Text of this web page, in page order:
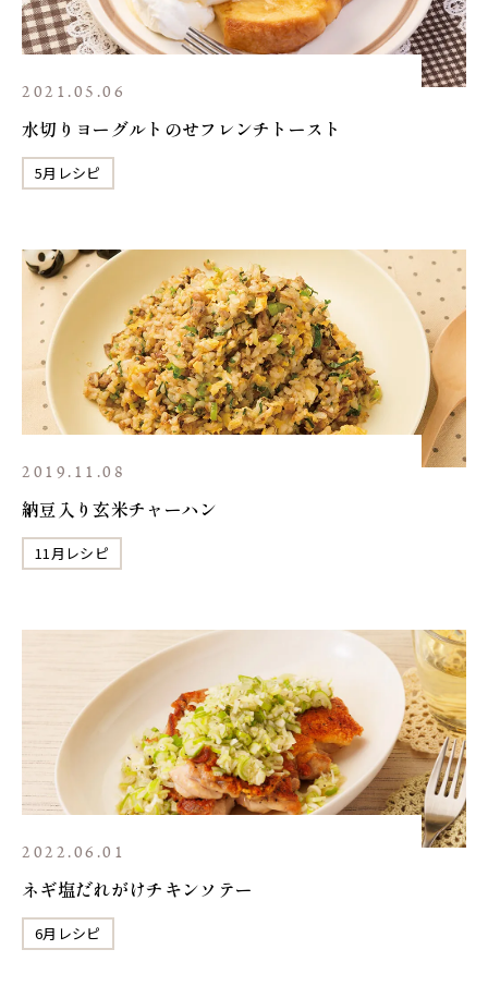
2021.05.06
水切りヨーグルトのせフレンチトースト
5月レシピ
2019.11.08
納豆入り玄米チャーハン
11月レシピ
2022.06.01
ネギ塩だれがけチキンソテー
6月レシピ